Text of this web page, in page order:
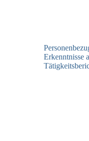
Erkenntnisse